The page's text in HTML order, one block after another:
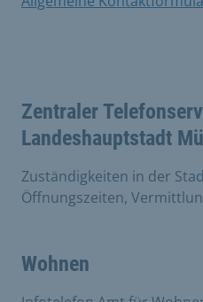
Zentraler
Landeshauptstadt
Zuständigkeiten in der
Öffnungszeiten,
Wohnen